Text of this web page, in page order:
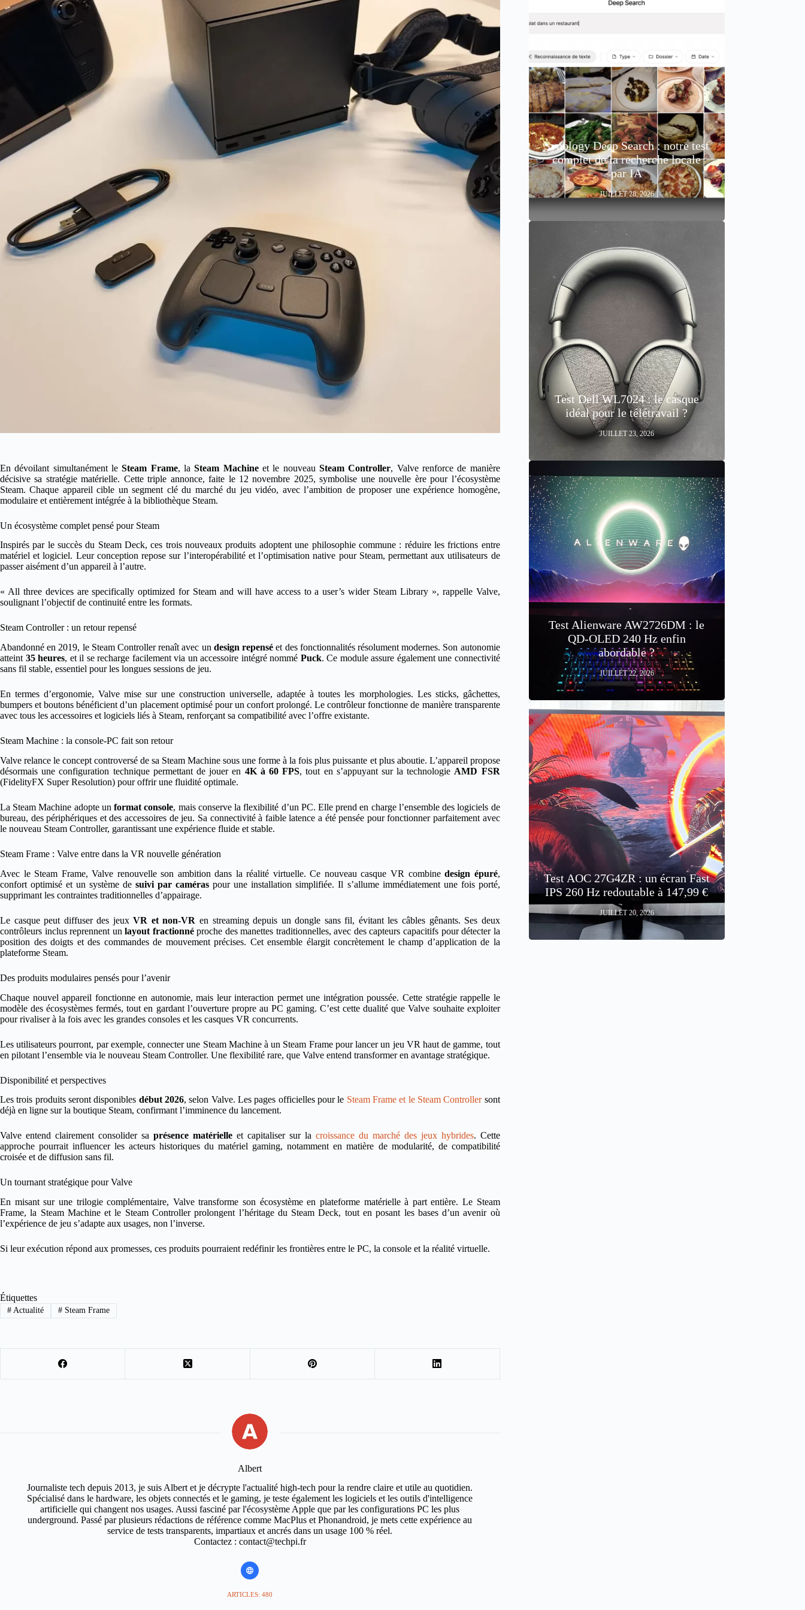
En dévoilant simultanément leSteam Frame, laSteam Machineet le nouveauSteam Controller, Valve renforce de manière
décisive sa stratégie matérielle. Cette triple annonce, faite le 12 novembre 2025, symbolise une nouvelle ère pour l’écosystème
Steam. Chaque appareil cible un segment clé du marché du jeu vidéo, avec l’ambition de proposer une expérience homogène,
modulaire et entièrement intégrée à la bibliothèque Steam.
Un écosystème complet pensé pour Steam
Inspirés par le succès du Steam Deck, ces trois nouveaux produits adoptent une philosophie commune : réduire les frictions entre
matériel et logiciel. Leur conception repose sur l’interopérabilité et l’optimisation native pour Steam, permettant aux utilisateurs de
passer aisément d’un appareil à l’autre.
« All three devices are specifically optimized for Steam and will have access to a user’s wider Steam Library », rappelle Valve,
soulignant l’objectif de continuité entre les formats.
Steam Controller : un retour repensé
Abandonné en 2019, le Steam Controller renaît avec un design repensé et des fonctionnalités résolument modernes. Son autonomie
atteint 35 heures, et il se recharge facilement via un accessoire intégré nommé Puck. Ce module assure également une connectivité
sans fil stable, essentiel pour les longues sessions de jeu.
En termes d’ergonomie, Valve mise sur une construction universelle, adaptée à toutes les morphologies. Les sticks, gâchettes,
bumpers et boutons bénéficient d’un placement optimisé pour un confort prolongé. Le contrôleur fonctionne de manière transparente
avec tous les accessoires et logiciels liés à Steam, renforçant sa compatibilité avec l’offre existante.
Steam Machine : la console-PC fait son retour
Valve relance le concept controversé de sa Steam Machine sous une forme à la fois plus puissante et plus aboutie. L’appareil propose
désormais une configuration technique permettant de jouer en 4K à 60 FPS, tout en s’appuyant sur la technologie AMD FSR
(FidelityFX Super Resolution) pour offrir une fluidité optimale.
La Steam Machine adopte unformat console, mais conserve la flexibilité d’un PC. Elle prend en charge l’ensemble des logiciels de
bureau, des périphériques et des accessoires de jeu. Sa connectivité à faible latence a été pensée pour fonctionner parfaitement avec
le nouveau Steam Controller, garantissant une expérience fluide et stable.
Steam Frame : Valve entre dans la VR nouvelle génération
Avec le Steam Frame, Valve renouvelle son ambition dans la réalité virtuelle. Ce nouveau casque VR combinedesign épuré,
confort optimisé et un système desuivi par caméras pour une installation simplifiée. Il s’allume immédiatement une fois porté,
supprimant les contraintes traditionnelles d’appairage.
Le casque peut diffuser des jeuxVR et non-VR en streaming depuis un dongle sans fil, évitant les câbles gênants. Ses deux
contrôleurs inclus reprennent unlayout fractionnéproche des manettes traditionnelles, avec des capteurs capacitifs pour détecter la
position des doigts et des commandes de mouvement précises. Cet ensemble élargit concrètement le champ d’application de la
plateforme Steam.
Des produits modulaires pensés pour l’avenir
Chaque nouvel appareil fonctionne en autonomie, mais leur interaction permet une intégration poussée. Cette stratégie rappelle le
modèle des écosystèmes fermés, tout en gardant l’ouverture propre au PC gaming. C’est cette dualité que Valve souhaite exploiter
pour rivaliser à la fois avec les grandes consoles et les casques VR concurrents.
Les utilisateurs pourront, par exemple, connecter une Steam Machine à un Steam Frame pour lancer un jeu VR haut de gamme, tout
en pilotant l’ensemble via le nouveau Steam Controller. Une flexibilité rare, que Valve entend transformer en avantage stratégique.
Disponibilité et perspectives
Les trois produits seront disponibles début 2026, selon Valve. Les pages officielles pour le Steam Frame et le Steam Controllersont
déjà en ligne sur la boutique Steam, confirmant l’imminence du lancement.
Valve entend clairement consolider sa présence matérielleet capitaliser sur la croissance du marché des jeux hybrides. Cette
approche pourrait influencer les acteurs historiques du matériel gaming, notamment en matière de modularité, de compatibilité
croisée et de diffusion sans fil.
Un tournant stratégique pour Valve
En misant sur une trilogie complémentaire, Valve transforme son écosystème en plateforme matérielle à part entière. Le Steam
Frame, la Steam Machine et le Steam Controller prolongent l’héritage du Steam Deck, tout en posant les bases d’un avenir où
l’expérience de jeu s’adapte aux usages, non l’inverse.
Si leur exécution répond aux promesses, ces produits pourraient redéfinir les frontières entre le PC, la console et la réalité virtuelle.
Étiquettes
#Actualité #Steam Frame
Albert
Journaliste tech depuis 2013, je suis Albert et je décrypte l'actualité high-tech pour la rendre claire et utile au quotidien.
Spécialisé dans le hardware, les objets connectés et le gaming, je teste également les logiciels et les outils d'intelligence
artificielle qui changent nos usages. Aussi fasciné par l'écosystème Apple que par les configurations PC les plus
underground. Passé par plusieurs rédactions de référence comme MacPlus et Phonandroid, je mets cette expérience au
service de tests transparents, impartiaux et ancrés dans un usage 100 % réel.
Contactez : contact@techpi.fr
ARTICLES: 480
Synology Deep Search : notre test
complet de la recherche locale
par IA
JUILLET 28, 2026
Test Dell WL7024 : le casque
idéal pour le télétravail ?
JUILLET 23, 2026
Test Alienware AW2726DM : le
QD-OLED 240 Hz enfin
abordable ?
JUILLET 22, 2026
Test AOC 27G4ZR : un écran Fast
IPS 260 Hz redoutable à 147,99 €
JUILLET 20, 2026